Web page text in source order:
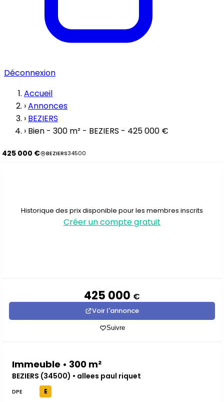
Déconnexion
Accueil
›Annonces
› BEZIERS
› Bien - 300 m² - BEZIERS - 425 000 €
425 000 € BEZIERS34500
Historique des prix disponible pour les membres inscrits
Créer un compte gratuit
425 000 €
Voir l'annonce
Suivre
Immeuble • 300 m²
BEZIERS (34500) • allees paul riquet
DPE E